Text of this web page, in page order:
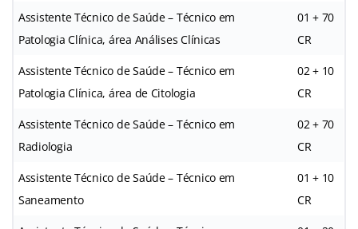
Assistente Técnico de Saúde – Técnico em
Patologia Clínica, área Análises Clínicas
01 + 70
CR
Assistente Técnico de Saúde – Técnico em
Patologia Clínica, área de Citologia
02 + 10
CR
Assistente Técnico de Saúde – Técnico em
Radiologia
02 + 70
CR
Assistente Técnico de Saúde – Técnico em
Saneamento
01 + 10
CR